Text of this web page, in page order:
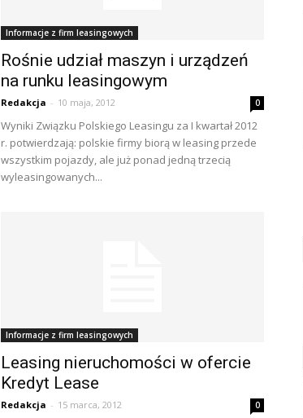
Informacje z firm leasingowych
Rośnie udział maszyn i urządzeń
na runku leasingowym
Redakcja - 10 maja, 2012 0
Wyniki Związku Polskiego Leasingu za I kwartał 2012
r. potwierdzają: polskie firmy biorą w leasing przede
wszystkim pojazdy, ale już ponad jedną trzecią
wyleasingowanych...
Informacje z firm leasingowych
Leasing nieruchomości w ofercie
Kredyt Lease
Redakcja - 15 marca, 2012 0